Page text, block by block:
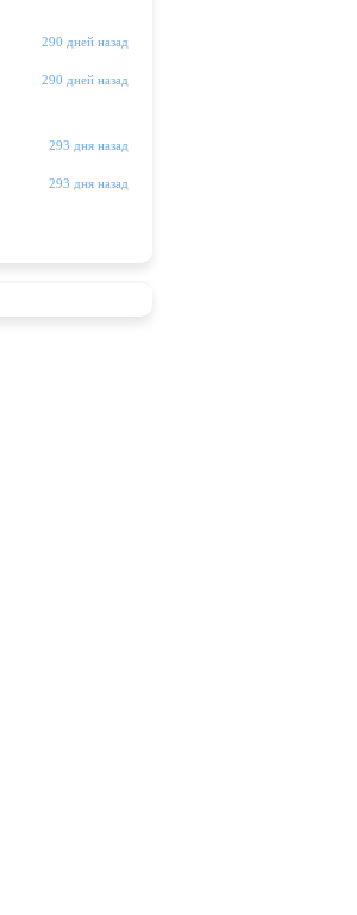
290 дней назад
290 дней назад
293 дня назад
293 дня назад